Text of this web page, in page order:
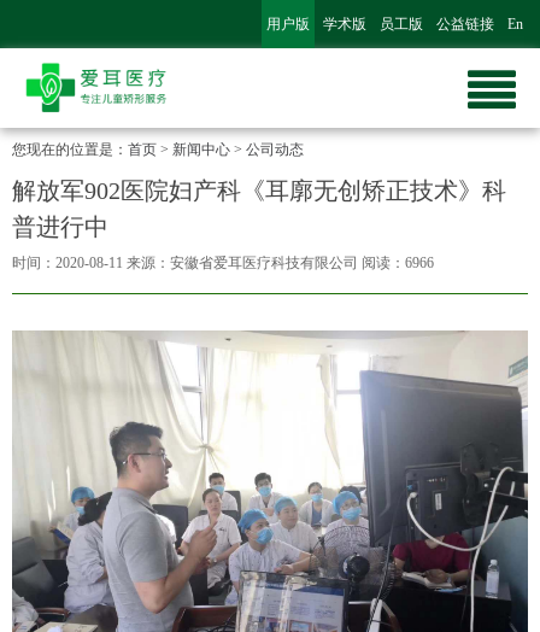
用户版 学术版 员工版 公益链接 En
您现在的位置是： 首页 > 新闻中心 > 公司动态
解放军902医院妇产科《耳廓无创矫正技术》科
普进行中
时间：2020-08-11 来源：安徽省爱耳医疗科技有限公司 阅读：6966